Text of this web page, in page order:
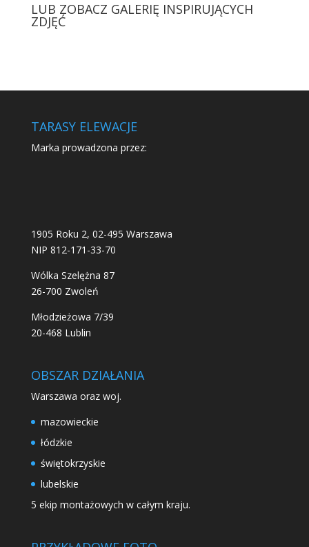
LUB ZOBACZ GALERIĘ INSPIRUJĄCYCH
ZDJĘĆ
TARASY ELEWACJE
Marka prowadzona przez:
1905 Roku 2, 02-495 Warszawa
NIP 812-171-33-70
Wólka Szelężna 87
26-700 Zwoleń
Młodzieżowa 7/39
20-468 Lublin
OBSZAR DZIAŁANIA
Warszawa oraz woj.
mazowieckie
łódzkie
świętokrzyskie
lubelskie
5 ekip montażowych w całym kraju.